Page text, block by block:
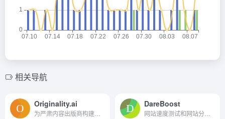
相关导航
Originality.ai DareBoost